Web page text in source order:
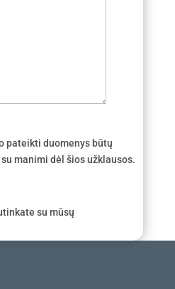
pateikti duomenys būtų
manimi dėl šios užklausos.
su mūsų